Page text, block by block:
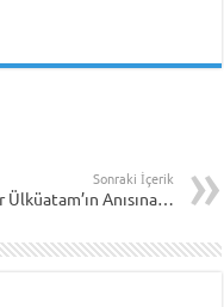
Sonraki İçerik
Ülküatam’ın Anısına…